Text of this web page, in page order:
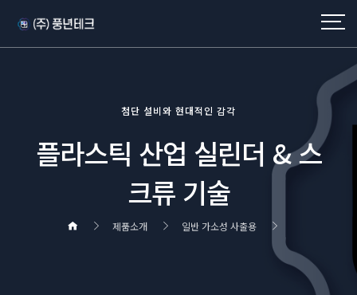
첨단 설비와 현대적인 감각
플라스틱 산업 실린더 & 스
크류 기술
제품소개 일반 가소성 사출용